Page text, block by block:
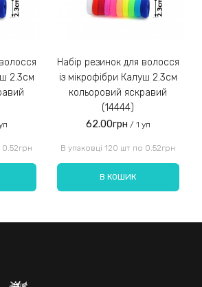
на зображенні:
2.3см
0.52грн
Набір резинок для волосся
із мікрофібри Калуш 2.3см
кольоровий яскравий
(14444)
62.00грн / 1 уп
В упаковці 120 шт по 0.52грн
В КОШИК